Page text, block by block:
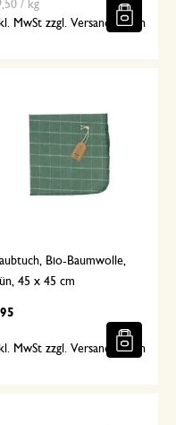
/ kg
MwSt zzgl. Versandkosten
Bio-Baumwolle,
45 x 45 cm
MwSt zzgl. Versandkosten